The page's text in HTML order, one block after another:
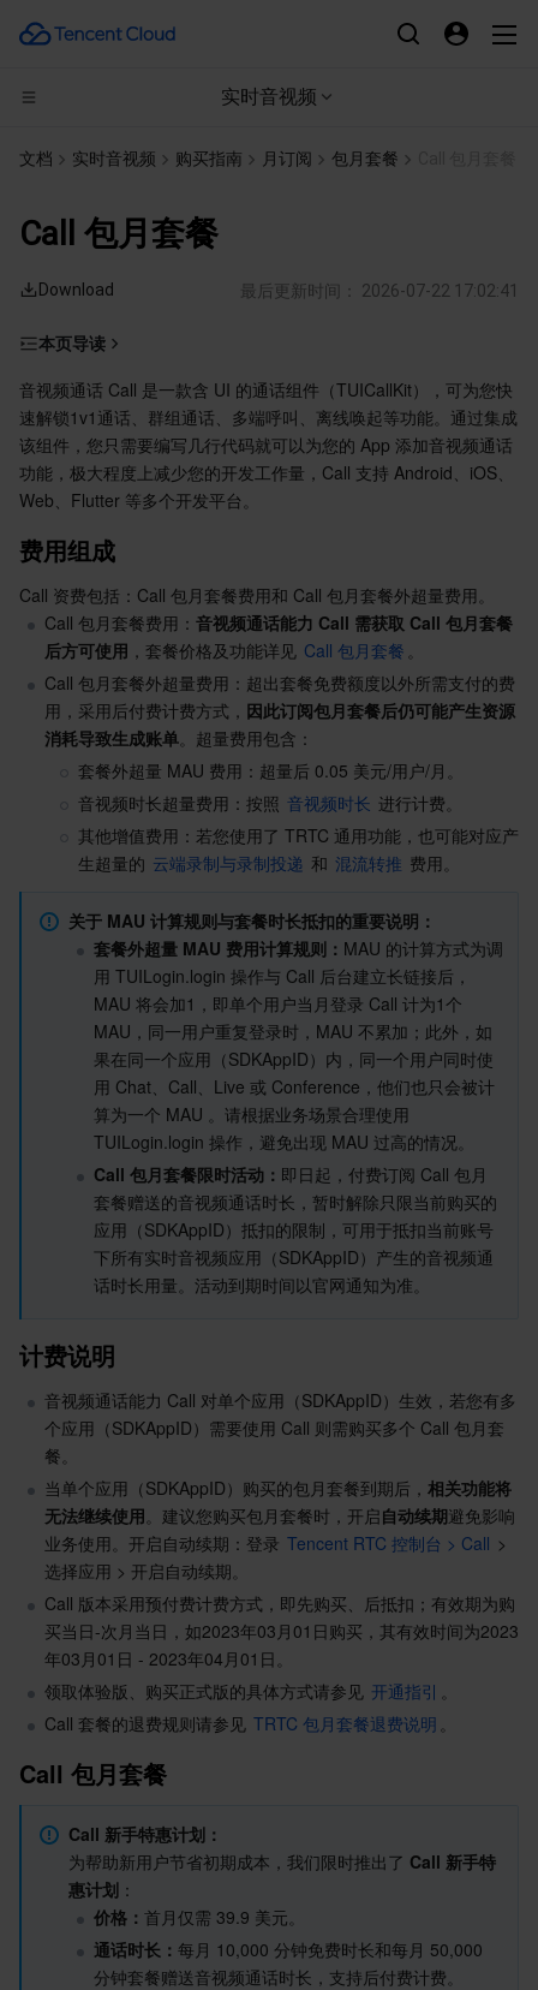
实时音视频
内容分发网络 CDN
DDoS 防护
安全加速 SCDN
多网聚合加速（腾讯云聚通）
云服务器
裸金属云服务器
GPU 云服务器
专用宿主机
弹性伸缩
自动化助手
高性能计算
高性能计算集群
边缘计算机器
容器服务
服务网格
容器镜像服务
云原生分布式云中心
分布式云
本地专用集群
边缘可用区
专属可用区
微服务
弹性微服务
API 网关
注册配置治理
Serverless
云函数
基础存储服务
对象存储
文件存储
云硬盘
云 HDFS
数据加速器 GooseFS
存储数据服务
日志服务
数据万象
智能媒资托管
关系型数据库
云数据库 MySQL
云数据库 MariaDB
云数据库 PostgreSQL
云数据库 SQL Server
关系型数据库TDSQL
TDSQL-C MySQL 版
TDSQL MySQL 版
TDSQL Boundless
NoSQL 数据库
腾讯云分布式缓存数据库（兼容 Redis）
云数据库 MongoDB
游戏数据库 TcaplusDB
云数据库 Tendis
时序数据库 CTSDB
数据库 SaaS 服务
数据传输服务
数据库专家服务
数据库智能管家 DBbrain
数据库管理中心
私有网络
负载均衡
网关负载均衡
专线接入
云联网
弹性网卡
NAT 网关
对等连接
网络流日志
Anycast 公网加速
共享带宽包
VPN 连接
私有连接
弹性公网 IP
全球应用加速
数据安全
数据安全治理中心
密钥管理系统
凭据管理系统
堡垒机
数据安全审计
业务安全
验证码
文本内容安全
图片内容安全
音频内容安全
视频内容安全
账号风控平台
风险识别 RCE
游戏安全
安全服务
渗透测试服务
安全服务平台
云防火墙
Web 应用防火墙
主机安全
容器安全服务
云安全中心
漏洞扫描服务
防火墙管理
应用安全
移动应用安全
安全凭证服务
域名与网站
域名注册
SSL 证书
私有域解析 Private DNS
移动解析 HTTPDNS
DNSPod
云解析 DNS
企业应用
腾讯微卡
办公协同
腾讯电子签
腾讯会议
腾讯乐享
腾讯云企业网盘
大数据
弹性 MapReduce
Elasticsearch Service
流计算 Oceanus
数据湖计算
腾讯云数据仓库 TCHouse-C
腾讯云数据仓库 TCHouse-D
腾讯云数据仓库 TCHouse-P
AI 基础产品
人脸识别
语音合成
语音识别
机器翻译
文字识别
人脸融合
AI 应用产品
腾讯云智能数智人
人脸核身
AI 平台产品
腾讯云大模型训推平台TI-ONE
智能音乐平台
腾讯大模型
腾讯云智能体开发平台
知识引擎原子能力
大模型图像创作引擎
物联网
物联网通信
消息队列
消息队列 CKafka 版
通信服务
文档 实时音视频 购买指南 月订阅 包月套餐
Call 包月套餐
Download 最后更新时间： 2026-07-22 17:02:41
本页导读
计费说明
Call 包月套餐
音视频通话 Call 是一款含 UI 的通话组件（TUICallKit），可为您快
速解锁1v1通话、群组通话、多端呼叫、离线唤起等功能。通过集成
该组件，您只需要编写几行代码就可以为您的 App 添加音视频通话
功能，极大程度上减少您的开发工作量，Call 支持 Android、iOS、
Web、Flutter 等多个开发平台。
费用组成
Call 资费包括：Call 包月套餐费用和 Call 包月套餐外超量费用。
Call 包月套餐费用： 音视频通话能力 Call 需获取 Call 包月套餐
后方可使用 ，套餐价格及功能详见 Call 包月套餐 。
Call 包月套餐外超量费用：超出套餐免费额度以外所需支付的费
用，采用后付费计费方式， 因此订阅包月套餐后仍可能产生资源
消耗导致生成账单。超量费用包含：
套餐外超量 MAU 费用：超量后 0.05 美元/用户/月。
音视频时长超量费用：按照 音视频时长 进行计费。
其他增值费用：若您使用了 TRTC 通用功能，也可能对应产
生超量的 云端录制与录制投递 和 混流转推 费用。
关于 MAU 计算规则与套餐时长抵扣的重要说明：
套餐外超量 MAU 费用计算规则： MAU 的计算方式为调
用 TUILogin.login 操作与 Call 后台建立长链接后，
MAU 将会加1，即单个用户当月登录 Call 计为1个
MAU，同一用户重复登录时，MAU 不累加；此外，如
果在同一个应用（SDKAppID）内，同一个用户同时使
用 Chat、Call、Live 或 Conference，他们也只会被计
算为一个 MAU 。请根据业务场景合理使用
TUILogin.login 操作，避免出现 MAU 过高的情况。
Call 包月套餐限时活动： 即日起，付费订阅 Call 包月
套餐赠送的音视频通话时长，暂时解除只限当前购买的
应用（SDKAppID）抵扣的限制，可用于抵扣当前账号
下所有实时音视频应用（SDKAppID）产生的音视频通
话时长用量。活动到期时间以官网通知为准。
计费说明
音视频通话能力 Call 对单个应用（SDKAppID）生效，若您有多
个应用（SDKAppID）需要使用 Call 则需购买多个 Call 包月套
餐。
当单个应用（SDKAppID）购买的包月套餐到期后， 相关功能将
无法继续使用。建议您购买包月套餐时，开启自动续期避免影响
业务使用。开启自动续期：登录 Tencent RTC 控制台 > Call >
选择应用 > 开启自动续期。
Call 版本采用预付费计费方式，即先购买、后抵扣；有效期为购
买当日-次月当日，如2023年03月01日购买，其有效时间为2023
年03月01日 - 2023年04月01日。
领取体验版、购买正式版的具体方式请参见 开通指引 。
Call 套餐的退费规则请参见 TRTC 包月套餐退费说明 。
Call 包月套餐
Call 新手特惠计划：
为帮助新用户节省初期成本，我们限时推出了 Call 新手特
惠计划 ：
价格： 首月仅需 39.9 美元。
通话时长： 每月 10,000 分钟免费时长和每月 50,000
分钟套餐赠送音视频通话时长，支持后付费计费。